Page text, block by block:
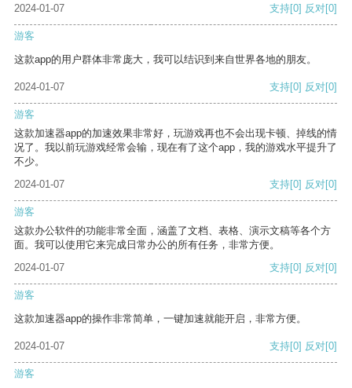
2024-01-07
支持[0] 反对[0]
游客
这款app的用户群体非常庞大，我可以结识到来自世界各地的朋友。
2024-01-07 支持[0] 反对[0]
游客
这款加速器app的加速效果非常好，玩游戏再也不会出现卡顿、掉线的情
况了。我以前玩游戏经常会输，现在有了这个app，我的游戏水平提升了
不少。
2024-01-07
支持[0] 反对[0]
游客
这款办公软件的功能非常全面，涵盖了文档、表格、演示文稿等各个方
面。我可以使用它来完成日常办公的所有任务，非常方便。
2024-01-07
支持[0] 反对[0]
游客
这款加速器app的操作非常简单，一键加速就能开启，非常方便。
2024-01-07 支持[0] 反对[0]
游客